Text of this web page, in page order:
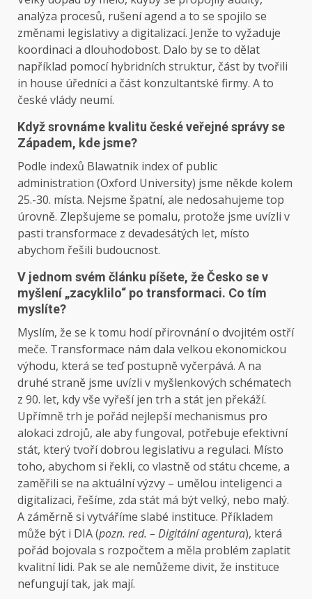
analýza procesů, rušení agend a to se spojilo se
změnami legislativy a digitalizací. Jenže to vyžaduje
koordinaci a dlouhodobost. Dalo by se to dělat
například pomocí hybridních struktur, část by tvořili
in house úředníci a část konzultantské firmy. A to
české vlády neumí.
Když srovnáme kvalitu české veřejné správy se
Západem, kde jsme?
Podle indexů Blawatnik index of public
administration (Oxford University) jsme někde kolem
25.-30. místa. Nejsme špatní, ale nedosahujeme top
úrovně. Zlepšujeme se pomalu, protože jsme uvízli v
pasti transformace z devadesátých let, místo
abychom řešili budoucnost.
V jednom svém článku píšete, že Česko se v
myšlení „zacyklilo“ po transformaci. Co tím
myslíte?
Myslím, že se k tomu hodí přirovnání o dvojitém ostří
meče. Transformace nám dala velkou ekonomickou
výhodu, která se teď postupně vyčerpává. A na
druhé straně jsme uvízli v myšlenkových schématech
z 90. let, kdy vše vyřeší jen trh a stát jen překáží.
Upřímně trh je pořád nejlepší mechanismus pro
alokaci zdrojů, ale aby fungoval, potřebuje efektivní
stát, který tvoří dobrou legislativu a regulaci. Místo
toho, abychom si řekli, co vlastně od státu chceme, a
zaměřili se na aktuální výzvy – umělou inteligenci a
digitalizaci, řešíme, zda stát má být velký, nebo malý.
A záměrně si vytváříme slabé instituce. Příkladem
může být i DIA (pozn. red. – Digitální agentura), která
pořád bojovala s rozpočtem a měla problém zaplatit
kvalitní lidi. Pak se ale nemůžeme divit, že instituce
nefungují tak, jak mají.